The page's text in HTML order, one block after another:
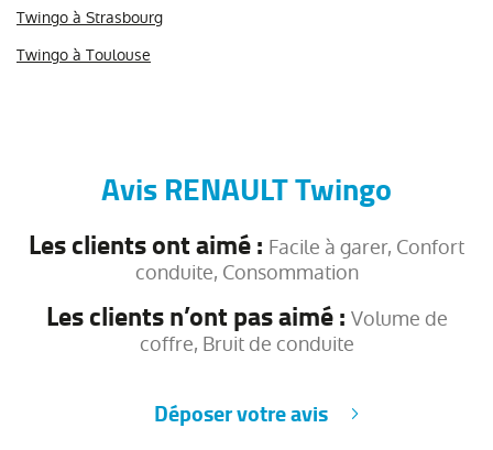
Twingo à Strasbourg
Twingo à Toulouse
Avis RENAULT Twingo
Les clients ont aimé : Facile à garer, Confort
conduite, Consommation
Les clients n’ont pas aimé : Volume de
coffre, Bruit de conduite
Déposer votre avis